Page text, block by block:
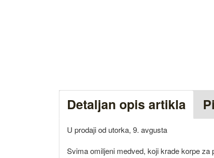
Detaljan opis artikla
U prodaji od utorka, 9. avgusta
Svima omiljeni medved, koji krade korpe za